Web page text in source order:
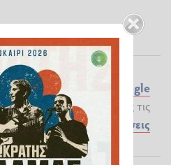
το ilialive.gr στο
Google
και μάθετε πρώτοι όλες τις
Ειδήσεις